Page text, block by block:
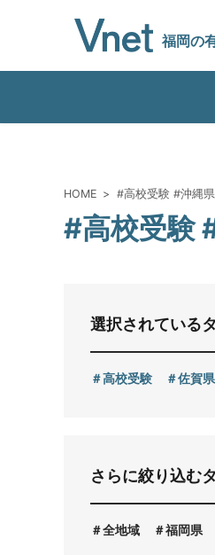
福岡の
vnetアライアンス企業
プライバシーポリシー
HOME #高校受験 #沖縄
#高校受験
選択されている
高校受験 佐賀県
さらに絞り込む
全地域 福岡県